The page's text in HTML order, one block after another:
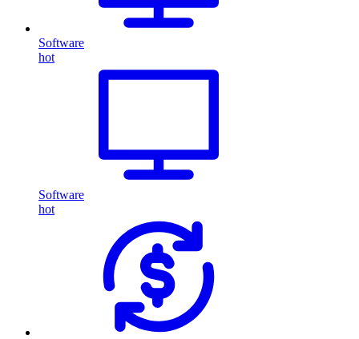
Software
hot
Software
hot